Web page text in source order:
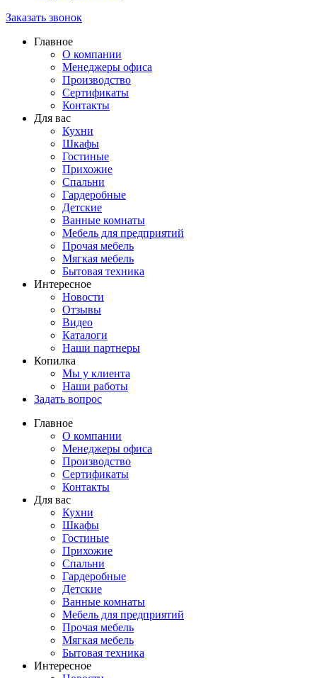
Заказать звонок
Главное
О компании
Менеджеры офиса
Производство
Сертификаты
Контакты
Для вас
Кухни
Шкафы
Гостиные
Прихожие
Спальни
Гардеробные
Детские
Ванные комнаты
Мебель для предприятий
Прочая мебель
Мягкая мебель
Бытовая техника
Интересное
Новости
Отзывы
Видео
Каталоги
Наши партнеры
Копилка
Мы у клиента
Наши работы
Задать вопрос
Главное
О компании
Менеджеры офиса
Производство
Сертификаты
Контакты
Для вас
Кухни
Шкафы
Гостиные
Прихожие
Спальни
Гардеробные
Детские
Ванные комнаты
Мебель для предприятий
Прочая мебель
Мягкая мебель
Бытовая техника
Интересное